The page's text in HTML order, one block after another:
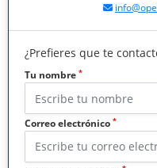
¿Prefieres que te
Tu nombre *
Correo electrónico *